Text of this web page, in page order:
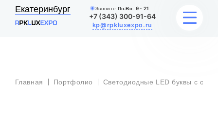
Екатеринбург Звоните Пн-Вс: 9 - 21
+7 (343) 300-91-64
kp@rpkluxexpo.ru
Главная Портфолио Светодиодные LED буквы с